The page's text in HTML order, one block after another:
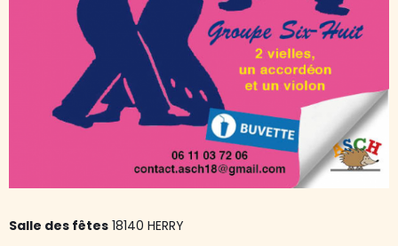
Salle des fêtes 18140 HERRY